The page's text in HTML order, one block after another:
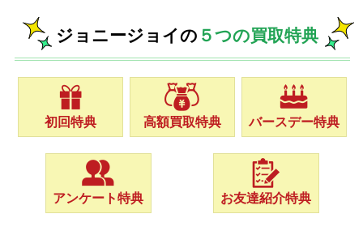
ジョニージョイの ５つの買取特典
初回特典 高額買取特典 バースデー特典
アンケート特典 お友達紹介特典